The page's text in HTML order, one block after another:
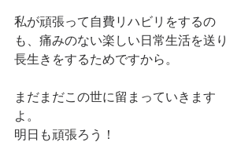
私が頑張って自費リハビリをするの
も、痛みのない楽しい日常生活を送り
長生きをするためですから。
まだまだこの世に留まっていきます
よ。
明日も頑張ろう！